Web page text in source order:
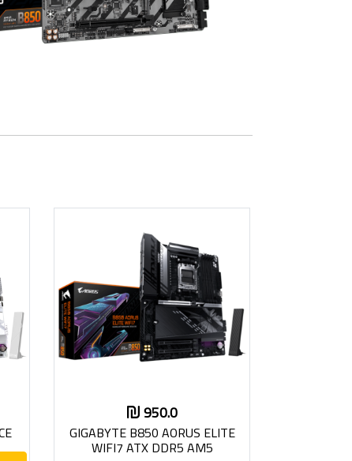
950.0
GIGABYTE B850 AORUS ELITE
WIFI7 ATX DDR5 AM5